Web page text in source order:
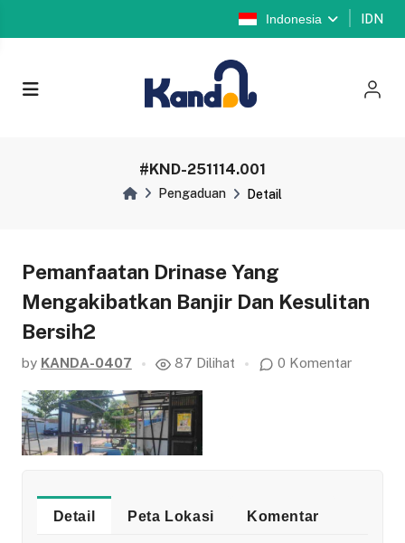
Indonesia IDN
#KND-251114.001
Pengaduan Detail
Pemanfaatan Drinase Yang
Mengakibatkan Banjir Dan Kesulitan
Bersih2
by KANDA-0407 87 Dilihat 0 Komentar
Detail Peta Lokasi Komentar